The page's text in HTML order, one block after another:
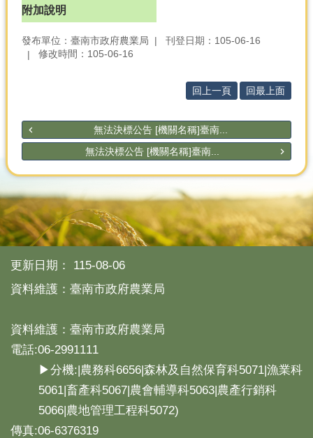
網
附加說明
發布單位：臺南市政府農業局
刊登日期：105-06-16
修改時間：105-06-16
回上一頁 回最上面
無法決標公告 [機關名稱]臺南...
無法決標公告 [機關名稱]臺南...
更新日期：
115-08-06
資料維護：臺南市政府農業局
資料維護：臺南市政府農業局
電話:06-2991111
▶分機:|農務科6656|森林及自然保育科5071|漁業科
5061|畜產科5067|農會輔導科5063|農產行銷科
5066|農地管理工程科5072)
傳真:06-6376319